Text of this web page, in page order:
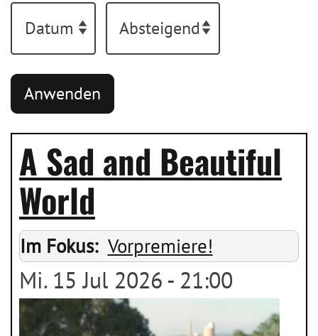
A Sad and Beautiful
World
Im Fokus Vorpremiere!
Mi. 15 Jul 2026 - 21:00